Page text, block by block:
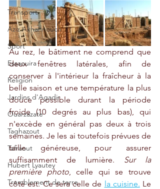
Transport
Aziz Akhannouch
Sport
Essaouira
Religion
Jardins d'Agadir
Ouarzazate
Taghazout
Tafraout
Hubert Lyautey
Tremblement de terre
Au rez, le bâtiment ne comprend que
deux fenêtres latérales, afin de
conserver à l'intérieur la fraîcheur à la
belle saison et une température la plus
douce possible durant la période
froide (10 degrés au plus bas), qui
n'excède en général pas deux à trois
semaines. Je les ai toutefois prévues de
taille généreuse, pour assurer
suffisamment de lumière. Sur la
première photo, celle qui se trouve
côté est. Ce sera celle de la cuisine. Le